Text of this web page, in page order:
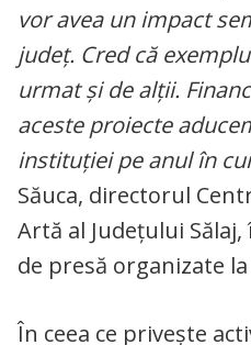
vor avea un impact
județ. Cred că
urmat și de alții.
aceste proiecte
instituției pe anul în
Săuca, directorul
Artă al Județului
de presă organizate
În ceea ce privește